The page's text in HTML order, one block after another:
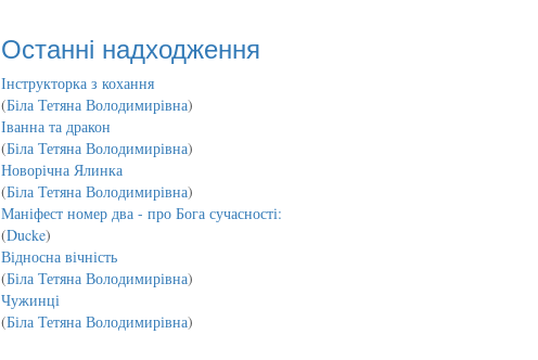
Останні надходження
Інструкторка з кохання
(Біла Тетяна Володимирівна)
Іванна та дракон
(Біла Тетяна Володимирівна)
Новорічна Ялинка
(Біла Тетяна Володимирівна)
Маніфест номер два - про Бога сучасності:
(Ducke)
Відносна вічність
(Біла Тетяна Володимирівна)
Чужинці
(Біла Тетяна Володимирівна)